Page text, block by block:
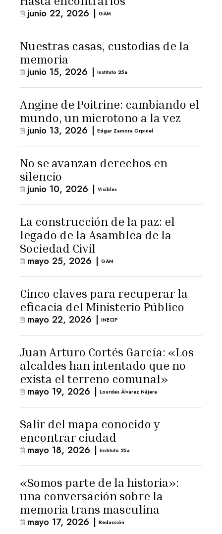
junio 22, 2026 | GAM
Nuestras casas, custodias de la
memoria
junio 15, 2026 | Instituto 25a
Angine de Poitrine: cambiando el
mundo, un microtono a la vez
junio 13, 2026 | Edgar Zamora Orpinel
No se avanzan derechos en
silencio
junio 10, 2026 | Visibles
La construcción de la paz: el
legado de la Asamblea de la
Sociedad Civil
mayo 25, 2026 | GAM
Cinco claves para recuperar la
eficacia del Ministerio Público
mayo 22, 2026 | INECIP
Juan Arturo Cortés García: «Los
alcaldes han intentado que no
exista el terreno comunal»
mayo 19, 2026 | Lourdes Álvarez Nájera
Salir del mapa conocido y
encontrar ciudad
mayo 18, 2026 | Instituto 25a
«Somos parte de la historia»:
una conversación sobre la
memoria trans masculina
mayo 17, 2026 | Redacción